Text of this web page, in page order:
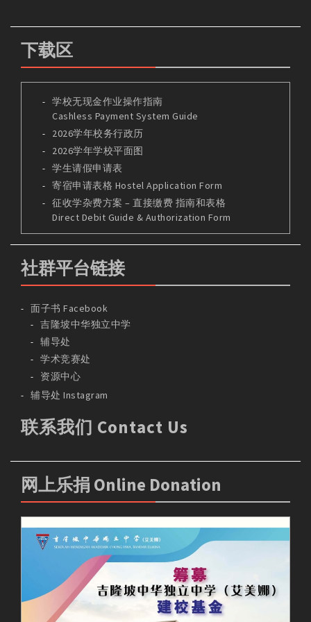
下载区
学校无现金作业操作指南
Cashless Payment System Guide
2026学年校务行政历
2026学年学校平面图
学生请假申请表
寄宿申请表格 Hostel Application Form
征收学杂费方案 – 直接缴费 指南和表格
Direct Debit Guide & Authorization Form
社群平台链接
面子书 Facebook
吉隆坡中华独立中学
辅导处
学术竞赛处
资源中心
辅导处 Instagram
联系我们 Contact Us
网上乐捐 Online Donation